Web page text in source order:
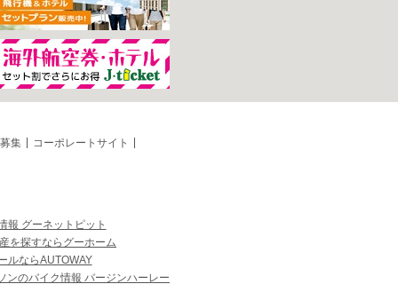
集 コーポレートサイト
報 グーネットピット
を探すならグーホーム
ルならAUTOWAY
ンのバイク情報 バージンハーレー